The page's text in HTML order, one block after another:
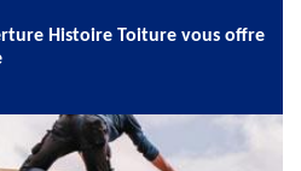
Histoire Toiture vous offre